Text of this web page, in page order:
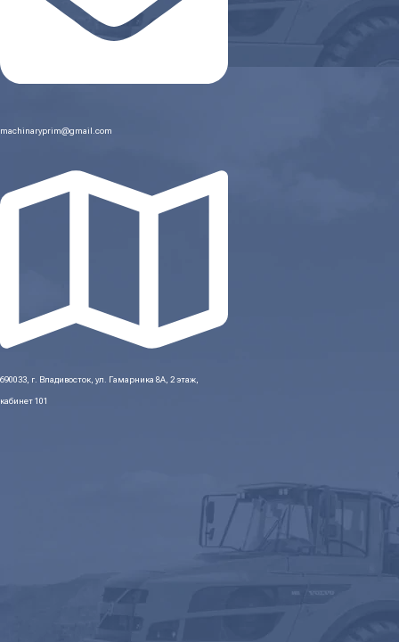
machinaryprim@gmail.com
690033, г. Владивосток, ул. Гамарника 8А, 2 этаж,
кабинет 101